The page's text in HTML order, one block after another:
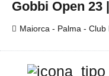
Gobbi Open 23
Maiorca - Palma -